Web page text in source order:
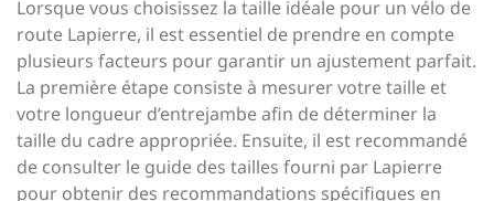
Lorsque vous choisissez la taille idéale pour un vélo de
route Lapierre, il est essentiel de prendre en compte
plusieurs facteurs pour garantir un ajustement parfait.
La première étape consiste à mesurer votre taille et
votre longueur d’entrejambe afin de déterminer la
taille du cadre appropriée. Ensuite, il est recommandé
de consulter le guide des tailles fourni par Lapierre
pour obtenir des recommandations spécifiques en